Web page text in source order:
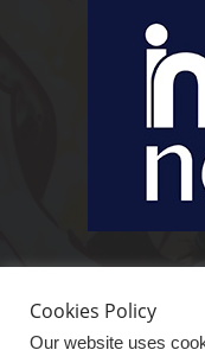
είστε
Cookies Policy
Our website uses